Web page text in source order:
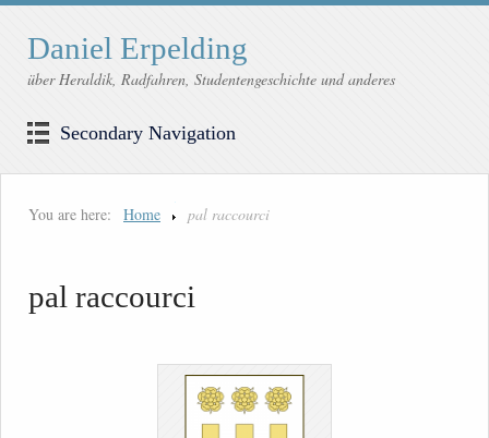
Daniel Erpelding
über Heraldik, Radfahren, Studentengeschichte und anderes
Secondary Navigation
You are here: Home pal raccourci
pal raccourci